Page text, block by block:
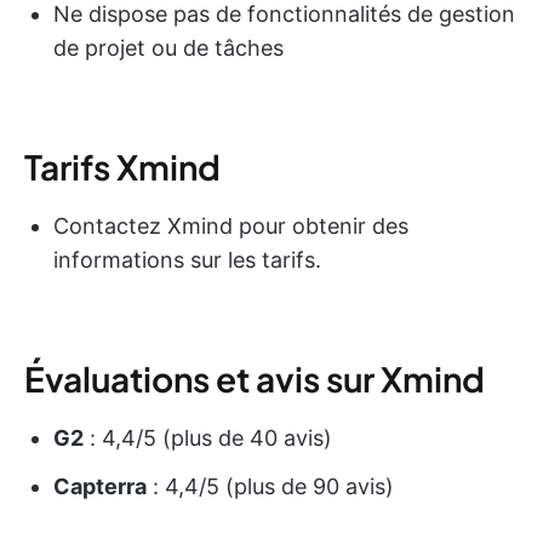
Ne dispose pas de fonctionnalités de gestion
de projet ou de tâches
Tarifs Xmind
Contactez Xmind pour obtenir des
informations sur les tarifs.
Évaluations et avis sur Xmind
G2 : 4,4/5 (plus de 40 avis)
Capterra : 4,4/5 (plus de 90 avis)